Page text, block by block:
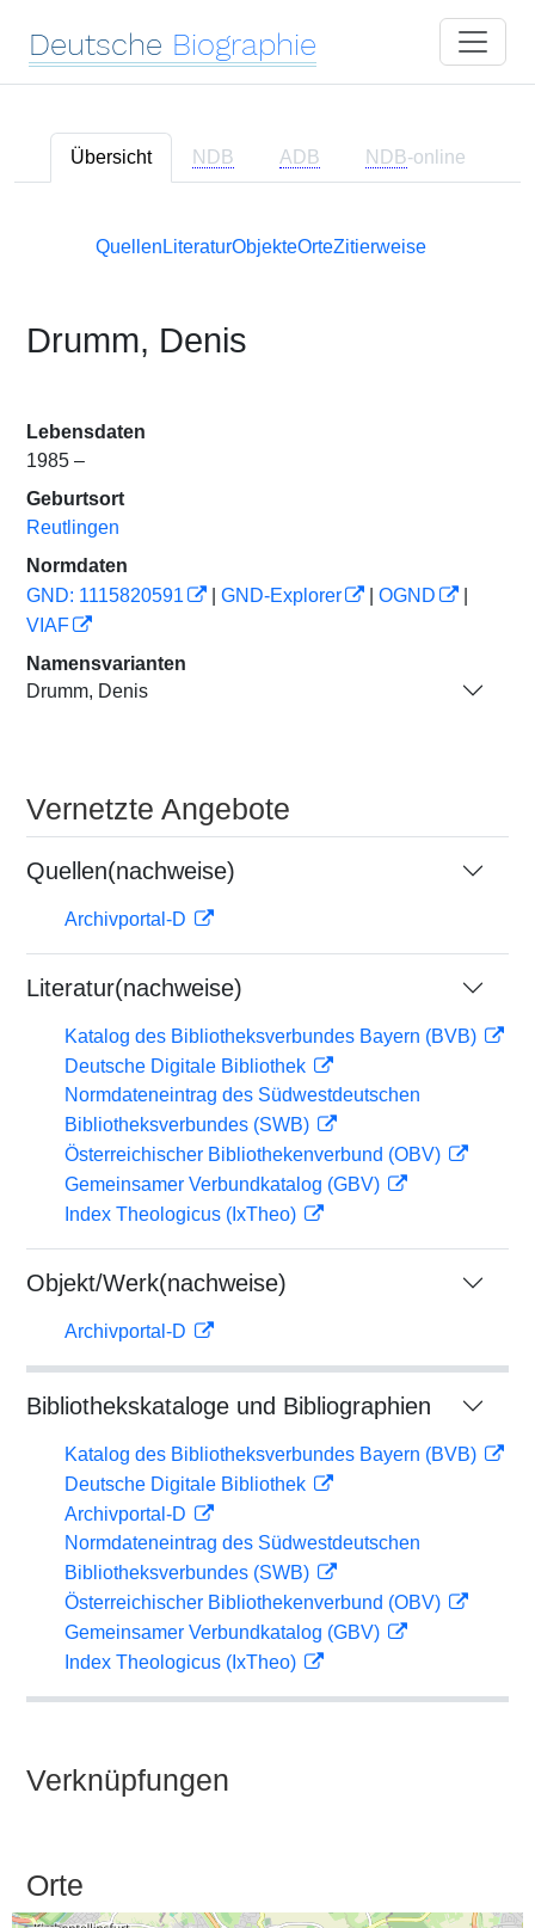
Deutsche Biographie
Übersicht NDB ADB NDB-online
Quellen LiteraturObjekteOrteZitierweise
Drumm, Denis
Lebensdaten
1985 –
Geburtsort
Reutlingen
Normdaten
GND: 1115820591
GND-Explorer OGND
VIAF
Namensvarianten
Drumm, Denis
Vernetzte Angebote
Quellen(nachweise)
Archivportal-D
Literatur(nachweise)
Katalog des Bibliotheksverbundes Bayern (BVB)
Deutsche Digitale Bibliothek
Normdateneintrag des Südwestdeutschen
Bibliotheksverbundes (SWB)
Österreichischer Bibliothekenverbund (OBV)
Gemeinsamer Verbundkatalog (GBV)
Index Theologicus (IxTheo)
Objekt/Werk(nachweise)
Archivportal-D
Bibliothekskataloge und Bibliographien
Katalog des Bibliotheksverbundes Bayern (BVB)
Deutsche Digitale Bibliothek
Archivportal-D
Normdateneintrag des Südwestdeutschen
Bibliotheksverbundes (SWB)
Österreichischer Bibliothekenverbund (OBV)
Gemeinsamer Verbundkatalog (GBV)
Index Theologicus (IxTheo)
Verknüpfungen
Orte